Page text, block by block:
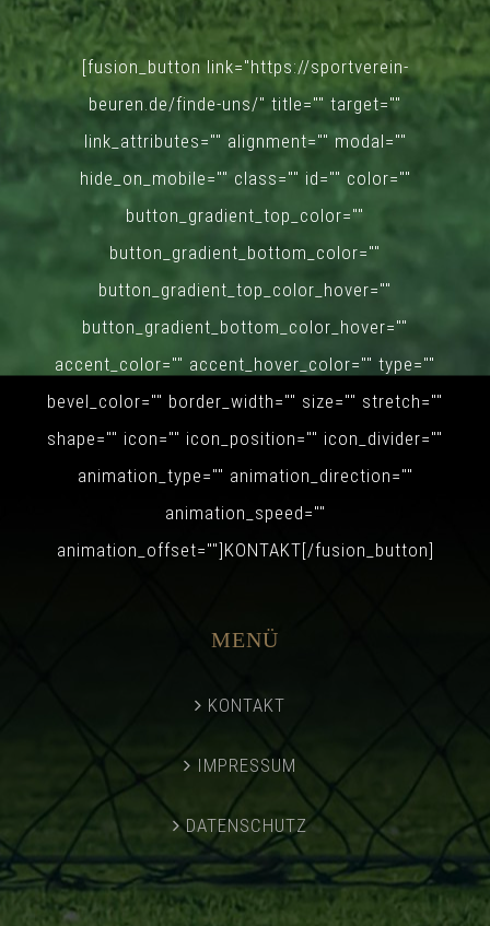
[fusion_button link="https://sportverein-
beuren.de/finde-uns/" title="" target=""
link_attributes="" alignment="" modal=""
hide_on_mobile="" class="" id="" color=""
button_gradient_top_color=""
button_gradient_bottom_color=""
button_gradient_top_color_hover=""
button_gradient_bottom_color_hover=""
accent_color="" accent_hover_color="" type=""
bevel_color="" border_width="" size="" stretch=""
shape="" icon="" icon_position="" icon_divider=""
animation_type="" animation_direction=""
animation_speed=""
animation_offset=""]KONTAKT[/fusion_button]
MENÜ
KONTAKT
IMPRESSUM
DATENSCHUTZ